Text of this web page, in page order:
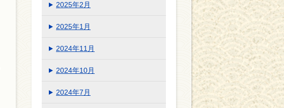
2025年2月
2025年1月
2024年11月
2024年10月
2024年7月